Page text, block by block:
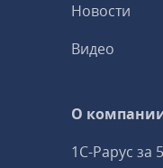
Новости
Видео
О
1С-Рарус за